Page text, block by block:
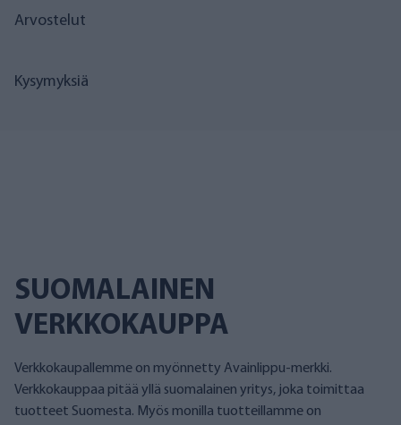
Arvostelut
Kysymyksiä
SUOMALAINEN
VERKKOKAUPPA
Verkkokaupallemme on myönnetty Avainlippu-merkki.
Verkkokauppaa pitää yllä suomalainen yritys, joka toimittaa
tuotteet Suomesta. Myös monilla tuotteillamme on